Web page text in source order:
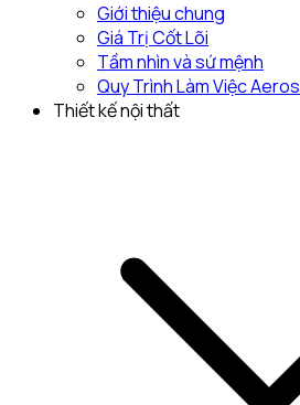
Giới thiệu chung
Giá Trị Cốt Lõi
Tầm nhìn và sứ mệnh
Quy Trình Làm Việc Aeros
Thiết kế nội thất